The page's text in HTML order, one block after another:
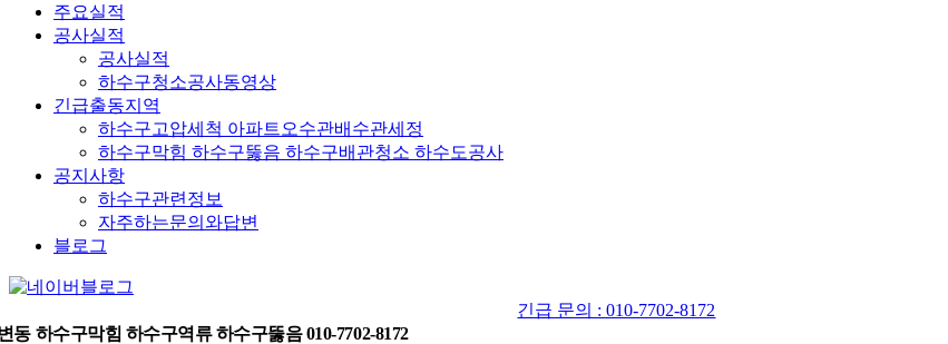
주요실적
공사실적
공사실적
하수구청소공사동영상
긴급출동지역
하수구고압세척 아파트오수관배수관세정
하수구막힘 하수구뚫음 하수구배관청소 하수도공사
공지사항
하수구관련정보
자주하는문의와답변
블로그
네
버
긴급 문의 : 010-7702-8172
동 하수구막힘 하수구역류 하수구뚫음 010-7702-8172